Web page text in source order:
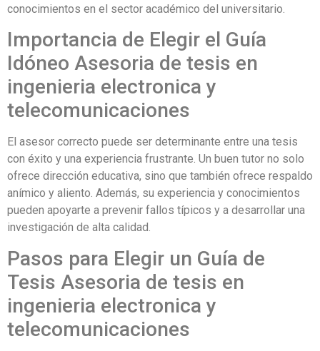
conocimientos en el sector académico del universitario.
Importancia de Elegir el Guía
Idóneo Asesoria de tesis en
ingenieria electronica y
telecomunicaciones
El asesor correcto puede ser determinante entre una tesis
con éxito y una experiencia frustrante. Un buen tutor no solo
ofrece dirección educativa, sino que también ofrece respaldo
anímico y aliento. Además, su experiencia y conocimientos
pueden apoyarte a prevenir fallos típicos y a desarrollar una
investigación de alta calidad.
Pasos para Elegir un Guía de
Tesis Asesoria de tesis en
ingenieria electronica y
telecomunicaciones